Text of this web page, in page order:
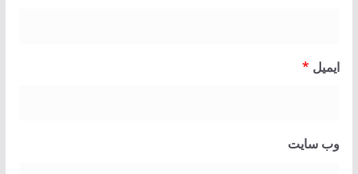
ایمیل *
وب‌ سایت